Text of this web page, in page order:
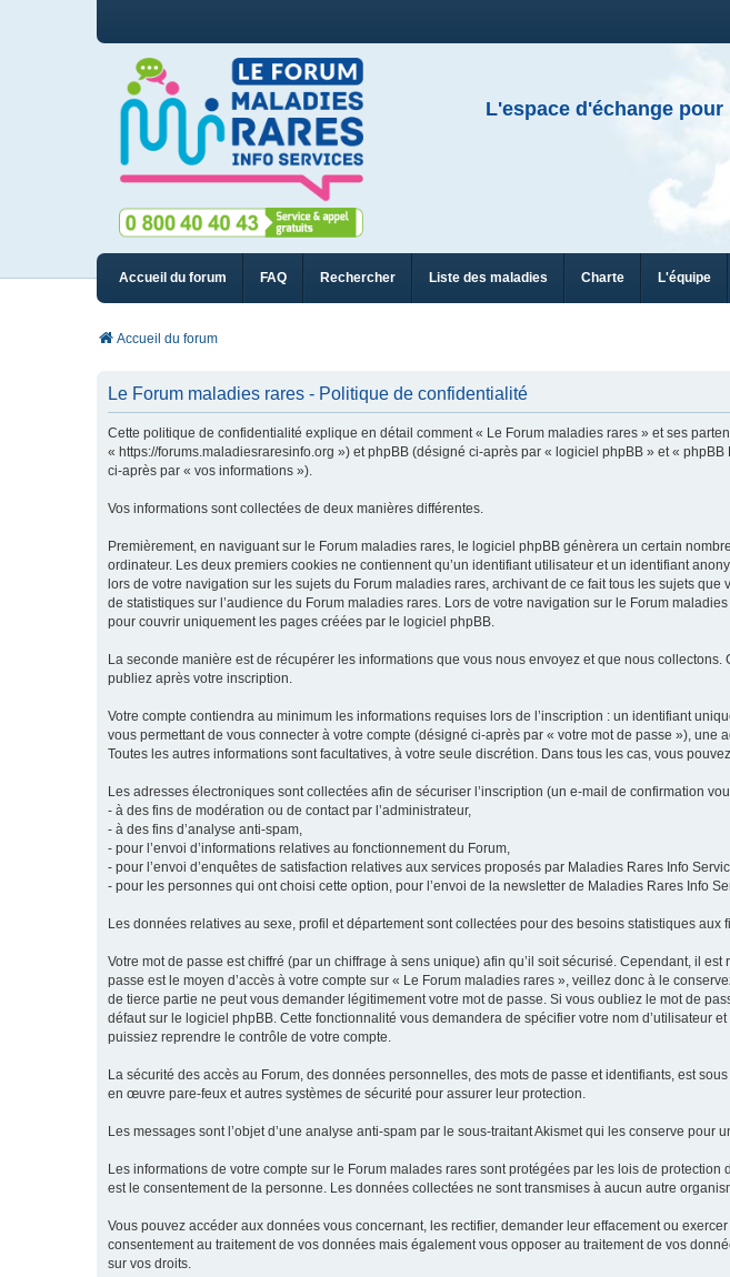
L'espace d'échange
Accueil du forum FAQ Rechercher Liste des maladies Charte L'équipe
Accueil du forum
Le Forum maladies rares - Politique de confidentialité
Cette politique de confidentialité explique en détail comment « Le Forum maladies rares » et ses
« https://forums.maladiesraresinfo.org ») et phpBB (désigné ci-après par « logiciel phpBB » et «
ci-après par « vos informations »).
Vos informations sont collectées de deux manières différentes.
Premièrement, en naviguant sur le Forum maladies rares, le logiciel phpBB génèrera un certain
ordinateur. Les deux premiers cookies ne contiennent qu’un identifiant utilisateur et un identifiant
lors de votre navigation sur les sujets du Forum maladies rares, archivant de ce fait tous les sujets
de statistiques sur l’audience du Forum maladies rares. Lors de votre navigation sur le Forum
pour couvrir uniquement les pages créées par le logiciel phpBB.
La seconde manière est de récupérer les informations que vous nous envoyez et que nous
publiez après votre inscription.
Votre compte contiendra au minimum les informations requises lors de l’inscription : un identifiant
vous permettant de vous connecter à votre compte (désigné ci-après par « votre mot de passe »),
Toutes les autres informations sont facultatives, à votre seule discrétion. Dans tous les cas, vous
Les adresses électroniques sont collectées afin de sécuriser l’inscription (un e-mail de confirmation
- à des fins de modération ou de contact par l’administrateur,
- à des fins d’analyse anti-spam,
- pour l’envoi d’informations relatives au fonctionnement du Forum,
- pour l’envoi d’enquêtes de satisfaction relatives aux services proposés par Maladies Rares Info
- pour les personnes qui ont choisi cette option, pour l’envoi de la newsletter de Maladies Rares Info
Les données relatives au sexe, profil et département sont collectées pour des besoins statistiques aux
Votre mot de passe est chiffré (par un chiffrage à sens unique) afin qu’il soit sécurisé. Cependant, il
passe est le moyen d’accès à votre compte sur « Le Forum maladies rares », veillez donc à le
de tierce partie ne peut vous demander légitimement votre mot de passe. Si vous oubliez le mot de
défaut sur le logiciel phpBB. Cette fonctionnalité vous demandera de spécifier votre nom
puissiez reprendre le contrôle de votre compte.
La sécurité des accès au Forum, des données personnelles, des mots de passe et identifiants, est
en œuvre pare-feux et autres systèmes de sécurité pour assurer leur protection.
Les messages sont l’objet d’une analyse anti-spam par le sous-traitant Akismet qui les conserve pour
Les informations de votre compte sur le Forum malades rares sont protégées par les lois de
est le consentement de la personne. Les données collectées ne sont transmises à aucun autre
Vous pouvez accéder aux données vous concernant, les rectifier, demander leur effacement ou
consentement au traitement de vos données mais également vous opposer au traitement de vos
sur vos droits.